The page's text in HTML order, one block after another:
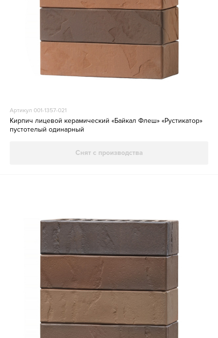
Артикул 001-1357-021
Кирпич лицевой керамический «Байкал Флеш» «Рустикатор»
пустотелый одинарный
Снят с производства